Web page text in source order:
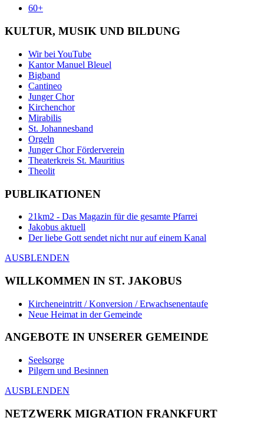
60+
KULTUR, MUSIK UND BILDUNG
Wir bei YouTube
Kantor Manuel Bleuel
Bigband
Cantineo
Junger Chor
Kirchenchor
Mirabilis
St. Johannesband
Orgeln
Junger Chor Förderverein
Theaterkreis St. Mauritius
Theolit
PUBLIKATIONEN
21km2 - Das Magazin für die gesamte Pfarrei
Jakobus aktuell
Der liebe Gott sendet nicht nur auf einem Kanal
AUSBLENDEN
WILLKOMMEN IN ST. JAKOBUS
Kircheneintritt / Konversion / Erwachsenentaufe
Neue Heimat in der Gemeinde
ANGEBOTE IN UNSERER GEMEINDE
Seelsorge
Pilgern und Besinnen
AUSBLENDEN
NETZWERK MIGRATION FRANKFURT